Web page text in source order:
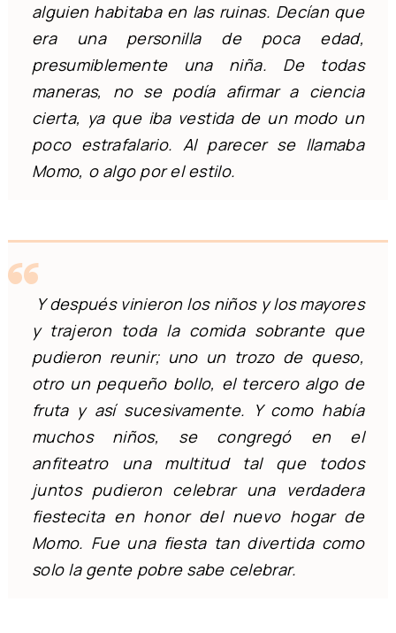
alguien habitaba en las ruinas. Decían que
era una personilla de poca edad,
presumiblemente una niña. De todas
maneras, no se podía afirmar a ciencia
cierta, ya que iba vestida de un modo un
poco estrafalario. Al parecer se llamaba
Momo, o algo por el estilo.
Y después vinieron los niños y los mayores
y trajeron toda la comida sobrante que
pudieron reunir; uno un trozo de queso,
otro un pequeño bollo, el tercero algo de
fruta y así sucesivamente. Y como había
muchos niños, se congregó en el
anfiteatro una multitud tal que todos
juntos pudieron celebrar una verdadera
fiestecita en honor del nuevo hogar de
Momo. Fue una fiesta tan divertida como
solo la gente pobre sabe celebrar.